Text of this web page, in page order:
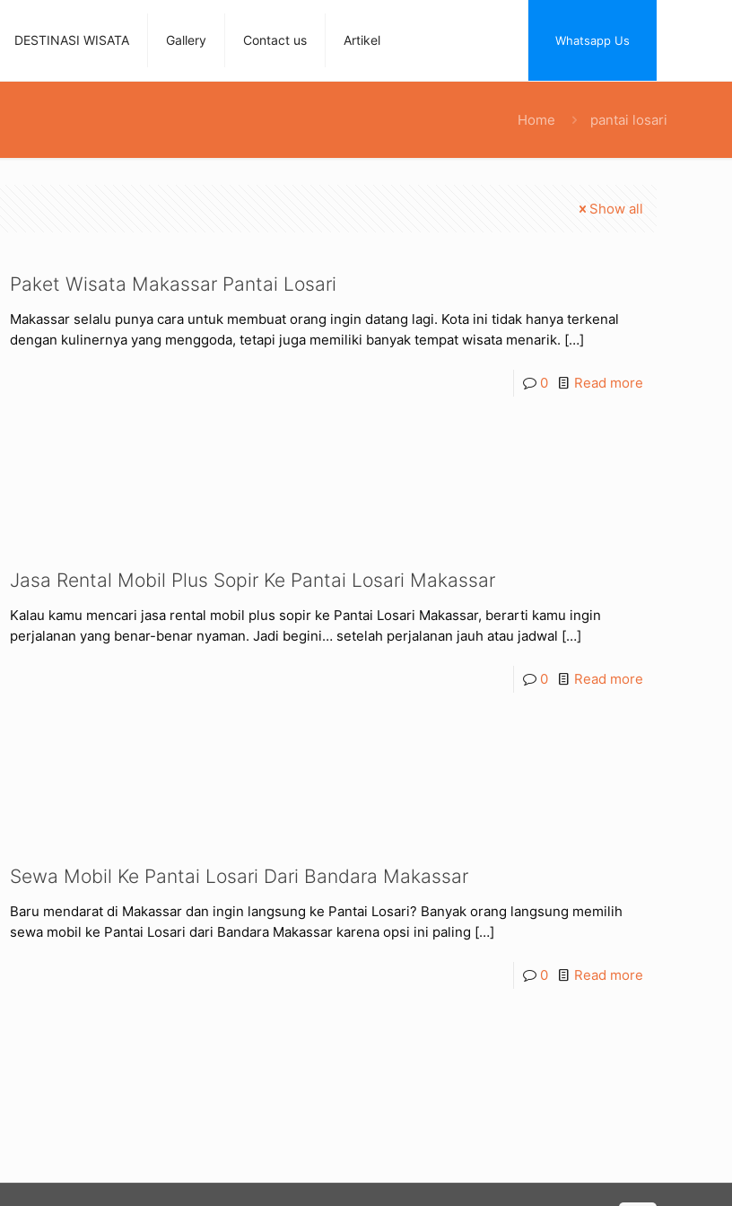
DESTINASI WISATA Gallery Contact us Artikel Whatsapp Us
Home pantai losari
Show all
Paket Wisata Makassar Pantai Losari
Makassar selalu punya cara untuk membuat orang ingin datang lagi. Kota ini tidak hanya terkenal
dengan kulinernya yang menggoda, tetapi juga memiliki banyak tempat wisata menarik. […]
0 Read more
Jasa Rental Mobil Plus Sopir Ke Pantai Losari Makassar
Kalau kamu mencari jasa rental mobil plus sopir ke Pantai Losari Makassar, berarti kamu ingin
perjalanan yang benar-benar nyaman. Jadi begini… setelah perjalanan jauh atau jadwal […]
0 Read more
Sewa Mobil Ke Pantai Losari Dari Bandara Makassar
Baru mendarat di Makassar dan ingin langsung ke Pantai Losari? Banyak orang langsung memilih
sewa mobil ke Pantai Losari dari Bandara Makassar karena opsi ini paling […]
0 Read more